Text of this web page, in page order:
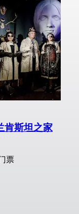
肯斯坦之家
票